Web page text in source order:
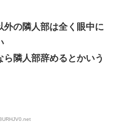
外の隣人部は全く眼中に
隣人部辞めるとかいう